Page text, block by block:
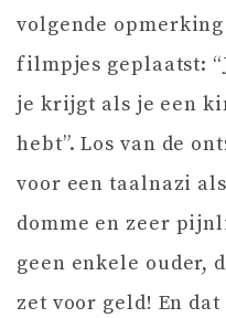
volgende
filmpjes geplaatst:
je krijgt als je een
hebt”. Los van de
voor een taalnazi
domme en zeer
geen enkele ouder,
zet voor geld! En